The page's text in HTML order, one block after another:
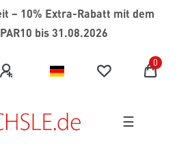
– 10% Extra-Rabatt mit dem
bis 31.08.2026
0
☰